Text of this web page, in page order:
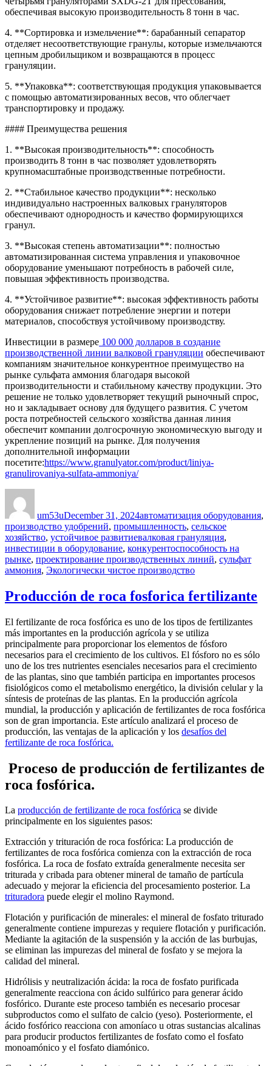
обеспечивая высокую производительность 8 тонн в час.
4. **Сортировка и измельчение**: барабанный сепаратор
отделяет несоответствующие гранулы, которые измельчаются
цепным дробильщиком и возвращаются в процесс
грануляции.
5. **Упаковка**: соответствующая продукция упаковывается
с помощью автоматизированных весов, что облегчает
транспортировку и продажу.
#### Преимущества решения
1. **Высокая производительность**: способность
производить 8 тонн в час позволяет удовлетворять
крупномасштабные производственные потребности.
2. **Стабильное качество продукции**: несколько
индивидуально настроенных валковых грануляторов
обеспечивают однородность и качество формирующихся
гранул.
3. **Высокая степень автоматизации**: полностью
автоматизированная система управления и упаковочное
оборудование уменьшают потребность в рабочей силе,
повышая эффективность производства.
4. **Устойчивое развитие**: высокая эффективность работы
оборудования снижает потребление энергии и потери
материалов, способствуя устойчивому производству.
Инвестиции в размере 100 000 долларов в создание
производственной линии валковой грануляции обеспечивают
компаниям значительное конкурентное преимущество на
рынке сульфата аммония благодаря высокой
производительности и стабильному качеству продукции. Это
решение не только удовлетворяет текущий рыночный спрос,
но и закладывает основу для будущего развития. С учетом
роста потребностей сельского хозяйства данная линия
обеспечит компании долгосрочную экономическую выгоду и
укрепление позиций на рынке. Для получения
дополнительной информации
посетите:https://www.granulyator.com/product/liniya-
granulirovaniya-sulfata-ammoniya/
um53uDecember 31, 2024автоматизация оборудования,
производство удобрений, промышленность, сельское
хозяйство, устойчивое развитиеTags
валковая грануляция,
инвестиции в оборудование, конкурентоспособность на
рынке, проектирование производственных линий, сульфат
аммония, Экологически чистое производство
Producción de roca fosforica fertilizante
El fertilizante de roca fosfórica es uno de los tipos de fertilizantes
más importantes en la producción agrícola y se utiliza
principalmente para proporcionar los elementos de fósforo
necesarios para el crecimiento de los cultivos. El fósforo no es sólo
uno de los tres nutrientes esenciales necesarios para el crecimiento
de las plantas, sino que también participa en importantes procesos
fisiológicos como el metabolismo energético, la división celular y la
síntesis de proteínas de las plantas. En la producción agrícola
mundial, la producción y aplicación de fertilizantes de roca fosfórica
son de gran importancia. Este artículo analizará el proceso de
producción, las ventajas de la aplicación y los desafíos del
fertilizante de roca fosfórica.
Proceso de producción de fertilizantes de
roca fosfórica.
La producción de fertilizante de roca fosfórica se divide
principalmente en los siguientes pasos:
Extracción y trituración de roca fosfórica: La producción de
fertilizantes de roca fosfórica comienza con la extracción de roca
fosfórica. La roca de fosfato extraída generalmente necesita ser
triturada y cribada para obtener mineral de tamaño de partícula
adecuado y mejorar la eficiencia del procesamiento posterior. La
trituradora puede elegir el molino Raymond.
Flotación y purificación de minerales: el mineral de fosfato triturado
generalmente contiene impurezas y requiere flotación y purificación.
Mediante la agitación de la suspensión y la acción de las burbujas,
se eliminan las impurezas del mineral de fosfato y se mejora la
calidad del mineral.
Hidrólisis y neutralización ácida: la roca de fosfato purificada
generalmente reacciona con ácido sulfúrico para generar ácido
fosfórico. Durante este proceso también es necesario procesar
subproductos como el sulfato de calcio (yeso). Posteriormente, el
ácido fosfórico reacciona con amoníaco u otras sustancias alcalinas
para producir productos fertilizantes de fosfato como el fosfato
monoamónico y el fosfato diamónico.